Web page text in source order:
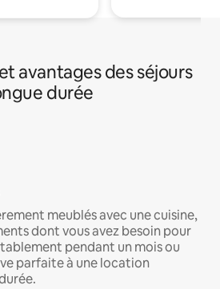
avantages des séjours
durée
meublés avec une cuisine,
dont vous avez besoin pour
pendant un mois ou
parfaite à une location